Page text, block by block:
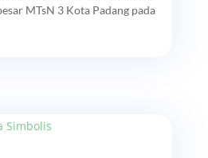
MTsN 3 Kota Padang pada